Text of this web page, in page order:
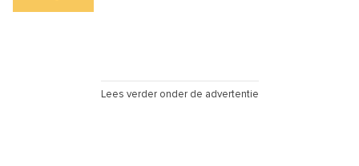
Lees verder onder de advertentie